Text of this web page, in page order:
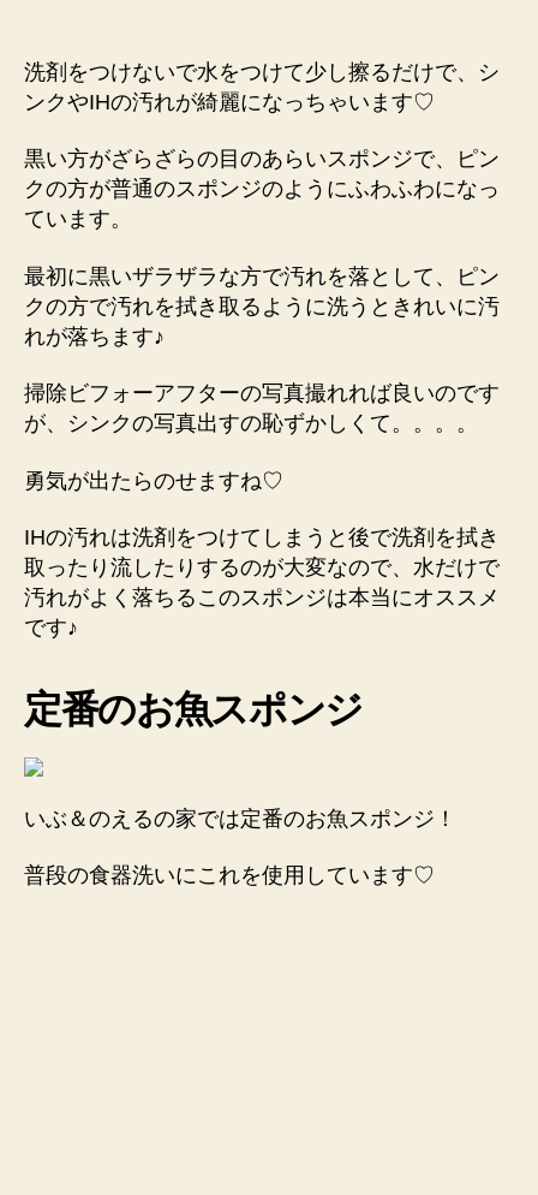
洗剤をつけないで水をつけて少し擦るだけで、シ
ンクやIHの汚れが綺麗になっちゃいます♡
黒い方がざらざらの目のあらいスポンジで、ピン
クの方が普通のスポンジのようにふわふわになっ
ています。
最初に黒いザラザラな方で汚れを落として、ピン
クの方で汚れを拭き取るように洗うときれいに汚
れが落ちます♪
掃除ビフォーアフターの写真撮れれば良いのです
が、シンクの写真出すの恥ずかしくて。。。。
勇気が出たらのせますね♡
IHの汚れは洗剤をつけてしまうと後で洗剤を拭き
取ったり流したりするのが大変なので、水だけで
汚れがよく落ちるこのスポンジは本当にオススメ
です♪
定番のお魚スポンジ
いぶ＆のえるの家では定番のお魚スポンジ！
普段の食器洗いにこれを使用しています♡